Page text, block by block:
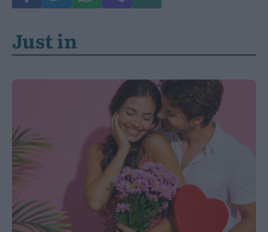
Just in